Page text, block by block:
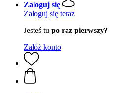
Zaloguj się
Zaloguj się teraz
Jesteś tu po raz pierwszy?
Załóż konto